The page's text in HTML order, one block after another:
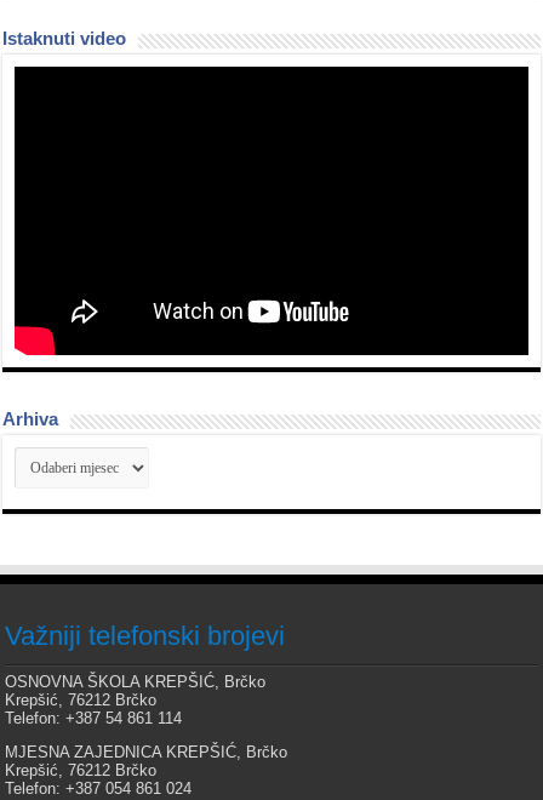
Istaknuti video
Arhiva
Arhiva
Važniji telefonski brojevi
OSNOVNA ŠKOLA KREPŠIĆ, Brčko
Krepšić, 76212 Brčko
Telefon: +387 54 861 114
MJESNA ZAJEDNICA KREPŠIĆ, Brčko
Krepšić, 76212 Brčko
Telefon: +387 054 861 024